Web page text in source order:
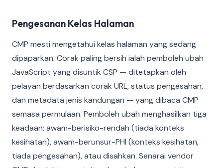
Pengesanan Kelas Halaman
CMP mesti mengetahui kelas halaman yang sedang
dipaparkan. Corak paling bersih ialah pemboleh ubah
JavaScript yang disuntik CSP — ditetapkan oleh
pelayan berdasarkan corak URL, status pengesahan,
dan metadata jenis kandungan — yang dibaca CMP
semasa permulaan. Pemboleh ubah menghasilkan tiga
keadaan: awam-berisiko-rendah (tiada konteks
kesihatan), awam-berunsur-PHI (konteks kesihatan,
tiada pengesahan), atau disahkan. Senarai vendor